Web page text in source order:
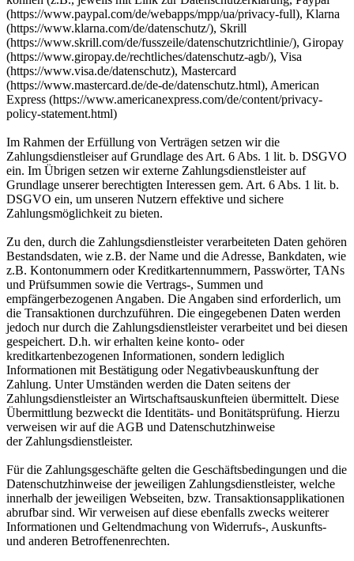
(https://www.paypal.com/de/webapps/mpp/ua/privacy-full), Klarna
(https://www.klarna.com/de/datenschutz/), Skrill
(https://www.skrill.com/de/fusszeile/datenschutzrichtlinie/), Giropay
(https://www.giropay.de/rechtliches/datenschutz-agb/), Visa
(https://www.visa.de/datenschutz), Mastercard
(https://www.mastercard.de/de-de/datenschutz.html), American
Express (https://www.americanexpress.com/de/content/privacy-
policy-statement.html)
Im Rahmen der Erfüllung von Verträgen setzen wir die
Zahlungsdienstleiser auf Grundlage des Art. 6 Abs. 1 lit. b. DSGVO
ein. Im Übrigen setzen wir externe Zahlungsdienstleister auf
Grundlage unserer berechtigten Interessen gem. Art. 6 Abs. 1 lit. b.
DSGVO ein, um unseren Nutzern effektive und sichere
Zahlungsmöglichkeit zu bieten.
Zu den, durch die Zahlungsdienstleister verarbeiteten Daten gehören
Bestandsdaten, wie z.B. der Name und die Adresse, Bankdaten, wie
z.B. Kontonummern oder Kreditkartennummern, Passwörter, TANs
und Prüfsummen sowie die Vertrags-, Summen und
empfängerbezogenen Angaben. Die Angaben sind erforderlich, um
die Transaktionen durchzuführen. Die eingegebenen Daten werden
jedoch nur durch die Zahlungsdienstleister verarbeitet und bei diesen
gespeichert. D.h. wir erhalten keine konto- oder
kreditkartenbezogenen Informationen, sondern lediglich
Informationen mit Bestätigung oder Negativbeauskunftung der
Zahlung. Unter Umständen werden die Daten seitens der
Zahlungsdienstleister an Wirtschaftsauskunfteien übermittelt. Diese
Übermittlung bezweckt die Identitäts- und Bonitätsprüfung. Hierzu
verweisen wir auf die AGB und Datenschutzhinweise
der Zahlungsdienstleister.
Für die Zahlungsgeschäfte gelten die Geschäftsbedingungen und die
Datenschutzhinweise der jeweiligen Zahlungsdienstleister, welche
innerhalb der jeweiligen Webseiten, bzw. Transaktionsapplikationen
abrufbar sind. Wir verweisen auf diese ebenfalls zwecks weiterer
Informationen und Geltendmachung von Widerrufs-, Auskunfts-
und anderen Betroffenenrechten.